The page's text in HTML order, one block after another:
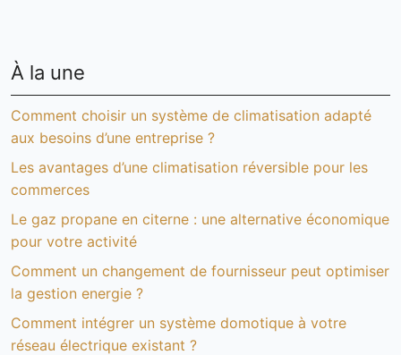
À la une
Comment choisir un système de climatisation adapté
aux besoins d’une entreprise ?
Les avantages d’une climatisation réversible pour les
commerces
Le gaz propane en citerne : une alternative économique
pour votre activité
Comment un changement de fournisseur peut optimiser
la gestion energie ?
Comment intégrer un système domotique à votre
réseau électrique existant ?